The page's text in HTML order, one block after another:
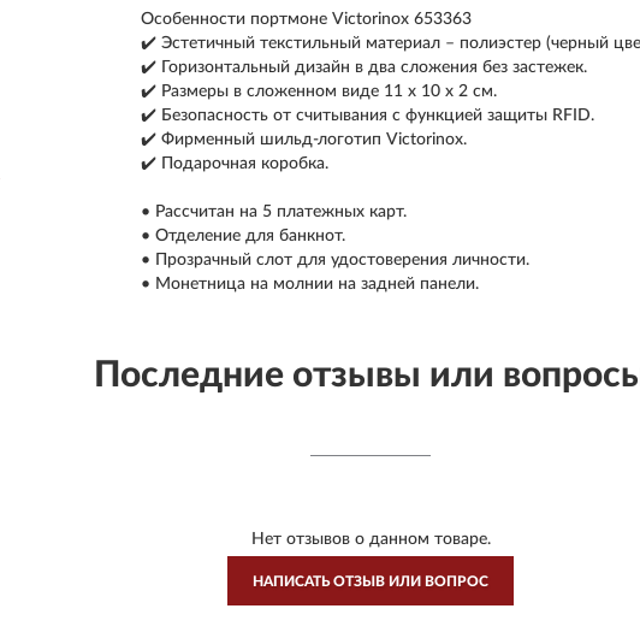
Особенности портмоне Victorinox 653363
✔️ Эстетичный текстильный материал – полиэстер (черный
✔️ Горизонтальный дизайн в два сложения без застежек.
✔️ Размеры в сложенном виде 11 х 10 х 2 см.
✔️ Безопасность от считывания с функцией защиты RFID.
✔️ Фирменный шильд-логотип Victorinox.
✔️ Подарочная коробка.
• Рассчитан на 5 платежных карт.
• Отделение для банкнот.
• Прозрачный слот для удостоверения личности.
• Монетница на молнии на задней панели.
Последние отзывы или
Нет отзывов о данном товаре.
НАПИСАТЬ ОТЗЫВ ИЛИ ВОПРОС